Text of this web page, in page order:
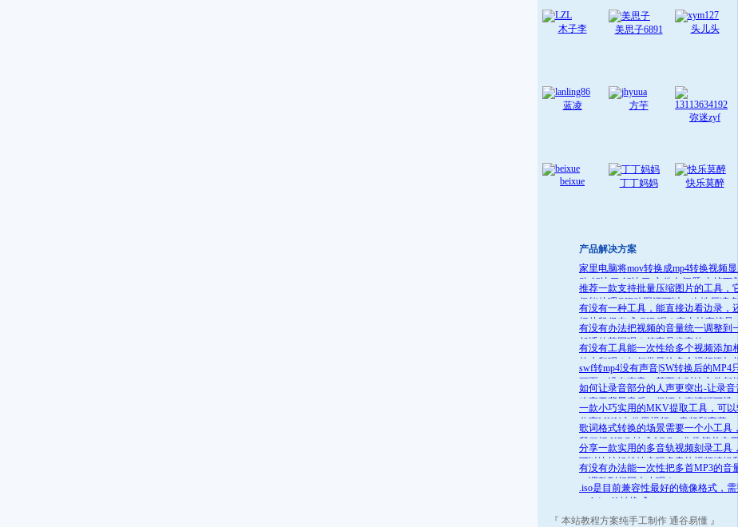
木子李 美思子6891 头儿头
蓝凌
方芋
弥迷zyf
beixue 丁丁妈妈 快乐莫醉
产品解决方案
家里电脑将mov转换成mp4转换视频
败 解决了:解决了 文件名问题 去掉下
就可
推荐一款支持批量压缩图片的工具，
仅能处理GIF动图还可以一次性压缩
件
有没有一种工具，能直接边看边录，
把片段保存成 GIF 呢？它支持直接导
GIF 格式，
有没有办法把视频的音量统一调整到
舒适的范围呢？答案是肯定的
有没有工具能一次性给多个视频添加
的水印呢？如何批量给多个视频添加
的水印
swf转mp4没有声音|SW转换后的MP4
画面，没有声音，甚至有时连文件都
开
如何让录音部分的人声更突出-让录音
略高于背景音乐，保证人声清晰可辨
一款小巧实用的MKV提取工具，可
分离MKV文件里视频、音频和字幕
歌词格式转换的场景需要一个小工具
我们把 KRC 转成 LRC，非常简单实
分享一款实用的多音轨视频刻录工具
可以比较轻松地实现多音轨视频编辑
录
有没有办法能一次性把多首MP3的音
一调整到相同大小呢？
.iso是目前兼容性最好的镜像格式，
.mds/.mdf 转换成 .iso
『 本站教程方案纯手工制作 通谷易懂 』